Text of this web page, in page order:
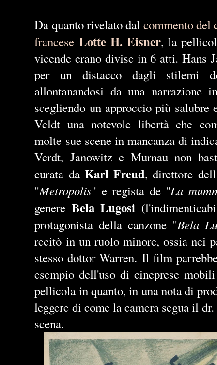
Da quanto rivelato dal commento del
francese Lotte H. Eisner, la
vicende erano divise in 6 atti. Hans
per un distacco dagli stilemi
allontanandosi da una narrazione
scegliendo un approccio più salubre
Veldt una notevole libertà che
molte sue scene in mancanza di
Verdt, Janowitze Murnaunon
curata da Karl Freud, direttore
"Metropolis" e regista de "La
genere BelaLugosi
protagonista della canzone "Bela
recitò in un ruolo minore, ossia nei
stesso dottor Warren.Il film
esempio dell'uso di cineprese
pellicola in quanto, in una nota di
leggere di come la camera segua il
scena.